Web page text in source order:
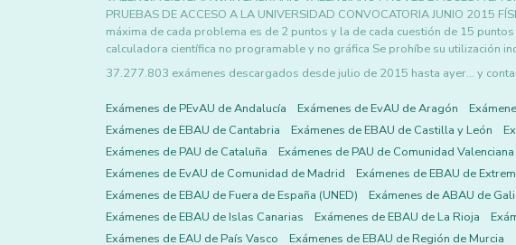
PRUEBAS DE ACCESO A LA UNIVERSIDAD CONVOCATORIA JUNIO 2015
máxima de cada problema es de 2 puntos y la de cada cuestión de 15
calculadora científica no programable y no gráfica Se prohíbe su utilización
37.277.803 exámenes descargados desde julio de 2015 hasta ayer... y
Exámenes de PEvAU de Andalucía Exámenes de EvAU de Aragón
Exámenes de EBAU de Cantabria
Exámenes de EBAU de Castilla y León
Exámenes de PAU de Cataluña
Exámenes de PAU de Comunidad Valenciana
Exámenes de EvAU de Comunidad de Madrid
Exámenes de EBAU de
Exámenes de EBAU de Fuera de España (UNED)
Exámenes de ABAU de
Exámenes de EBAU de Islas Canarias
Exámenes de EBAU de La Rioja
Exámenes de EAU de País Vasco
Exámenes de EBAU de Región de Murcia